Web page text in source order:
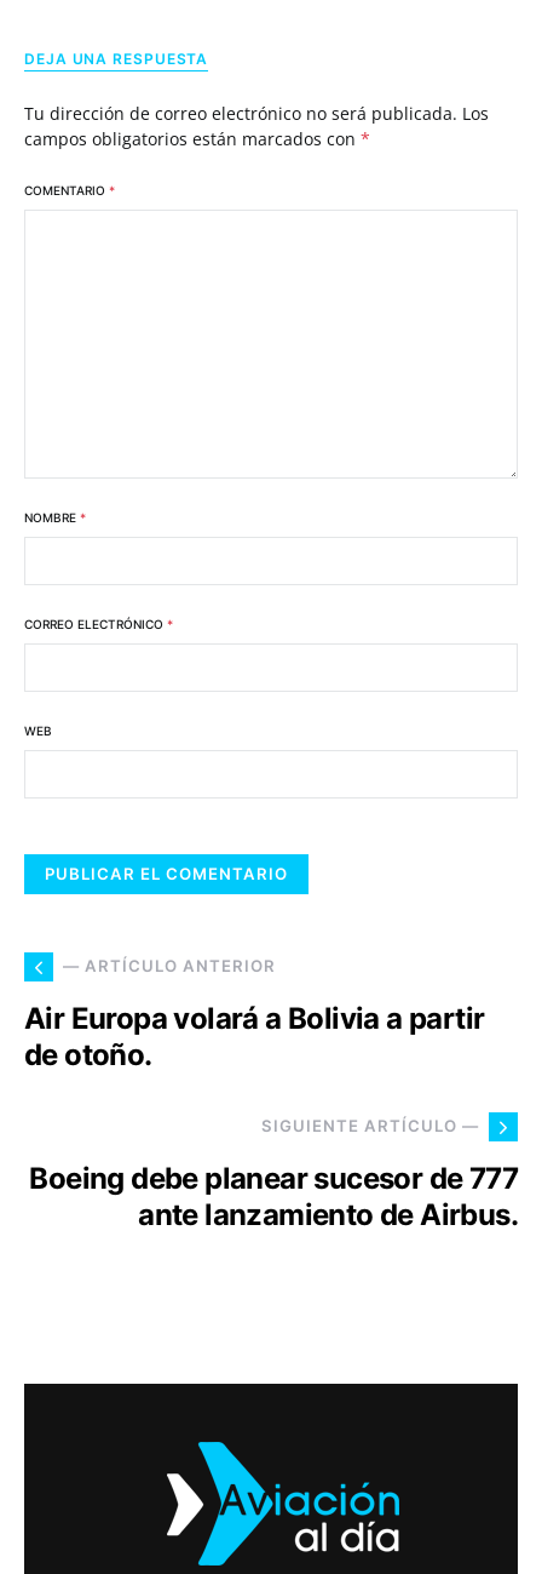
DEJA UNA RESPUESTA
Tu dirección de correo electrónico no será publicada. Los
campos obligatorios están marcados con *
COMENTARIO *
NOMBRE *
CORREO ELECTRÓNICO *
WEB
— ARTÍCULO ANTERIOR
Air Europa volará a Bolivia a partir
de otoño.
SIGUIENTE ARTÍCULO —
Boeing debe planear sucesor de 777
ante lanzamiento de Airbus.